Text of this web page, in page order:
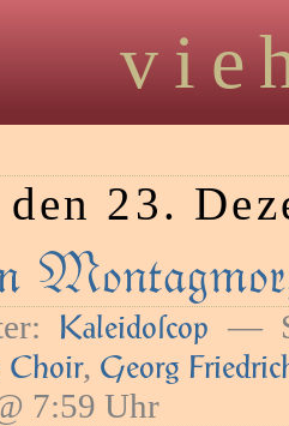
23.
Kaleidoſcop —
Choir, Georg
7:59 Uhr